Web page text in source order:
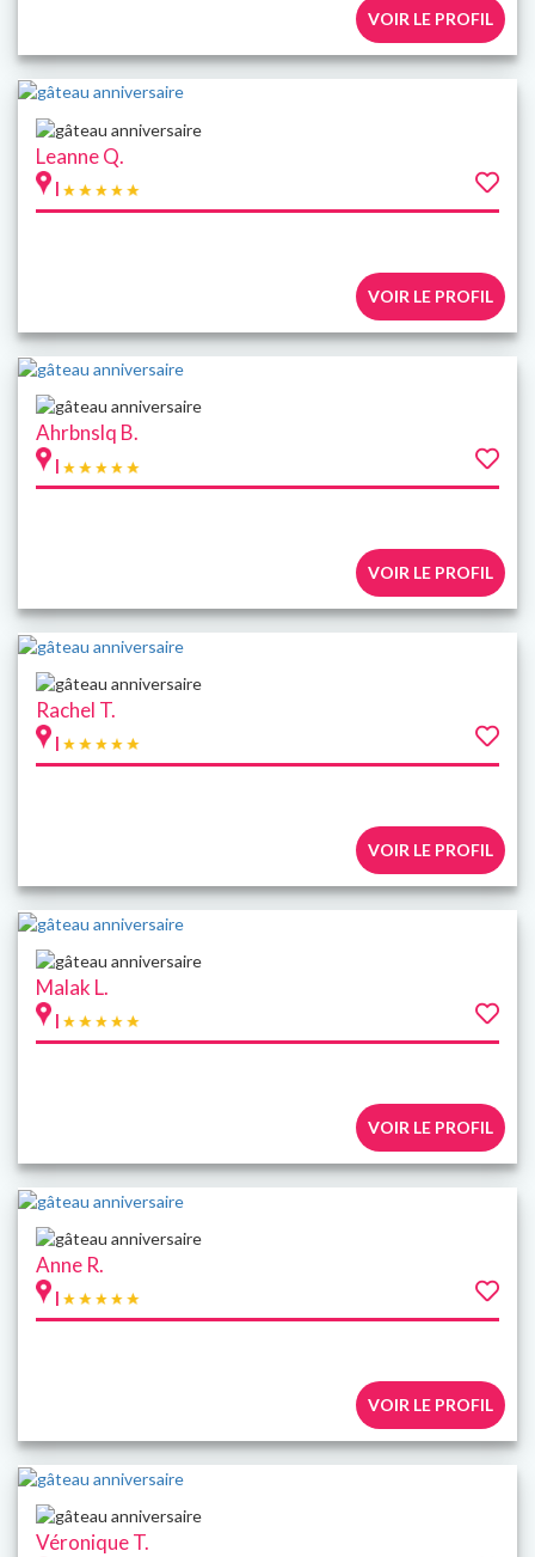
VOIR LE PROFIL
Leanne Q.
|
VOIR LE PROFIL
Ahrbnslq B.
|
VOIR LE PROFIL
Rachel T.
|
VOIR LE PROFIL
Malak L.
|
VOIR LE PROFIL
Anne R.
|
VOIR LE PROFIL
Véronique T.